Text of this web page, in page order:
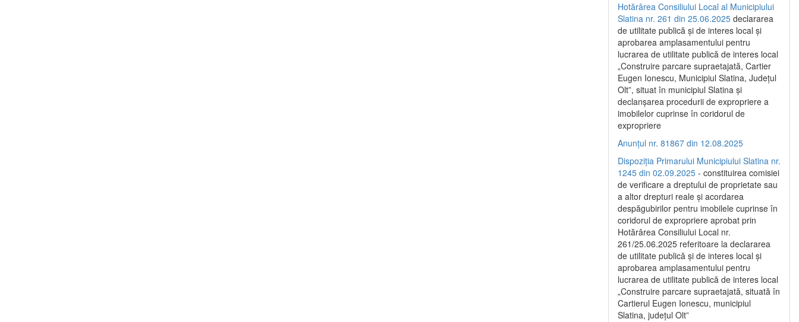
Hotărârea Consiliului Local al Municipiului
Slatina nr. 261 din 25.06.2025 declararea
de utilitate publică și de interes local și
aprobarea amplasamentului pentru
lucrarea de utilitate publică de interes local
„Construire parcare supraetajată, Cartier
Eugen Ionescu, Municipiul Slatina, Județul
Olt”, situat în municipiul Slatina și
declanșarea procedurii de expropriere a
imobilelor cuprinse în coridorul de
expropriere
Anunțul nr. 81867 din 12.08.2025
Dispoziția Primarului Municipiului Slatina nr.
1245 din 02.09.2025 - constituirea comisiei
de verificare a dreptului de proprietate sau
a altor drepturi reale și acordarea
despăgubirilor pentru imobilele cuprinse în
coridorul de expropriere aprobat prin
Hotărârea Consiliului Local nr.
261/25.06.2025 referitoare la declararea
de utilitate publică și de interes local și
aprobarea amplasamentului pentru
lucrarea de utilitate publică de interes local
„Construire parcare supraetajată, situată în
Cartierul Eugen Ionescu, municipiul
Slatina, județul Olt”